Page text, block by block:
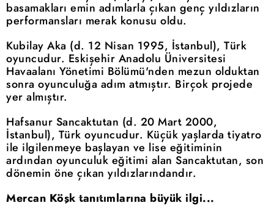
basamakları emin adımlarla çıkan genç yıldızların
performansları merak konusu oldu.
Kubilay Aka (d. 12 Nisan 1995, İstanbul), Türk
oyuncudur. Eskişehir Anadolu Üniversitesi
Havaalanı Yönetimi Bölümü'nden mezun olduktan
sonra oyunculuğa adım atmıştır. Birçok projede
yer almıştır.
Hafsanur Sancaktutan (d. 20 Mart 2000,
İstanbul), Türk oyuncudur. Küçük yaşlarda tiyatro
ile ilgilenmeye başlayan ve lise eğitiminin
ardından oyunculuk eğitimi alan Sancaktutan, son
dönemin öne çıkan yıldızlarındandır.
Mercan Köşk tanıtımlarına büyük ilgi...